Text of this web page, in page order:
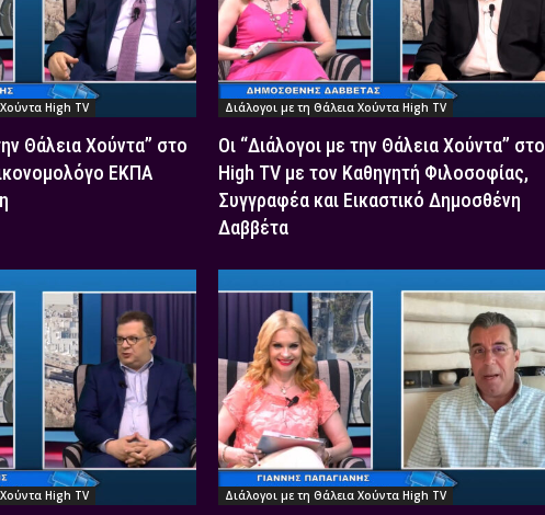
High TV
Θάλεια Χούντα” στο
ΕΚΠΑ
Διάλογοι με τη Θάλεια Χούντα High TV
Οι “Διάλογοι με την Θάλεια Χούντα” στο
High TV με τον Καθηγητή Φιλοσοφίας,
Συγγραφέα και Εικαστικό Δημοσθένη
Δαββέτα
High TV Διάλογοι με τη Θάλεια Χούντα High TV